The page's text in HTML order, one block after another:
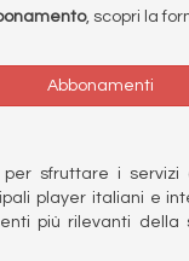
, scopri la
Abbonamenti
sfruttare i servizi
player italiani e
più rilevanti